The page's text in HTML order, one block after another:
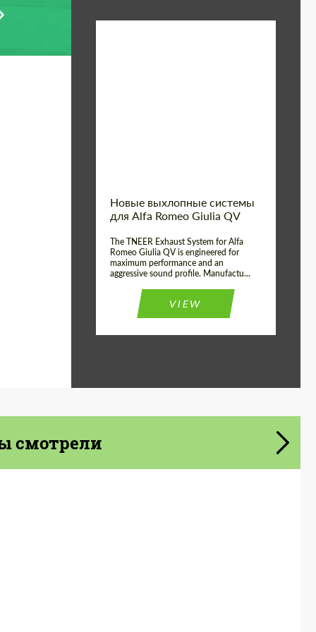
Новые выхлопные системы
для Alfa Romeo Giulia QV
The TNEER Exhaust System for Alfa
Romeo Giulia QV is engineered for
maximum performance and an
aggressive sound profile. Manufactu...
VIEW
смотрели